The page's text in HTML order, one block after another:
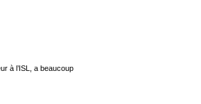
à l’ISL, a beaucoup